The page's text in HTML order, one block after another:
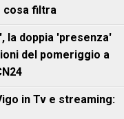
cosa filtra
la doppia 'presenza'
del pomeriggio a
in Tv e streaming: